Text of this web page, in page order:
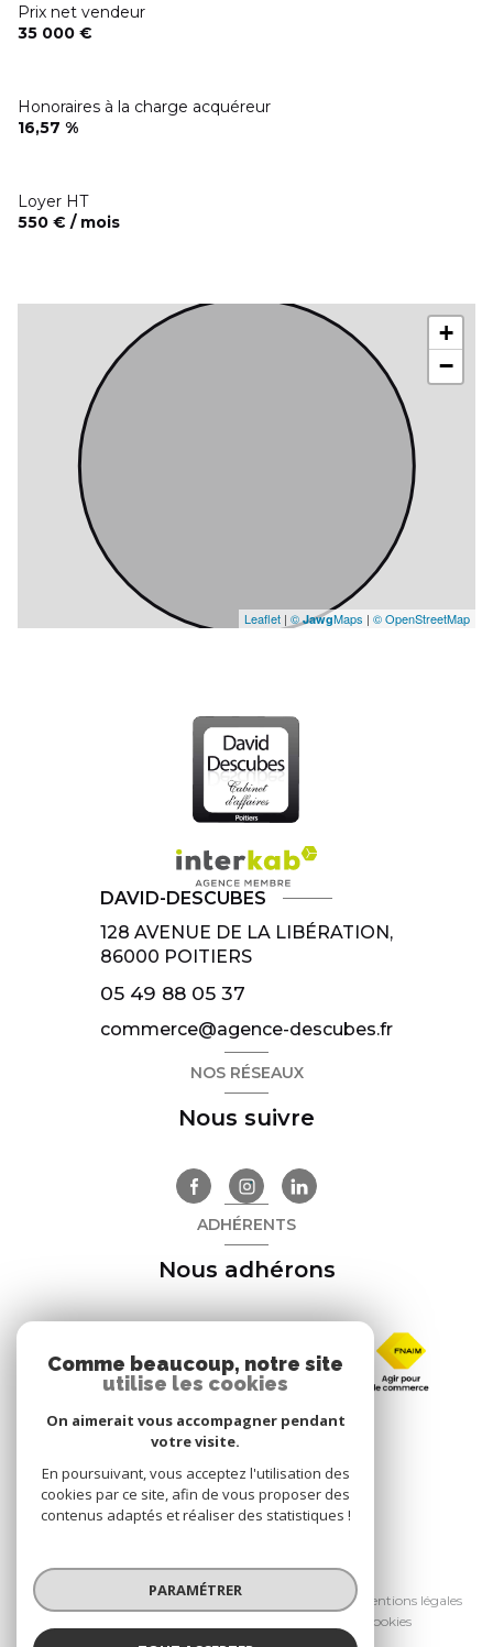
Prix net vendeur
35 000 €
Honoraires à la charge acquéreur
16,57 %
Loyer HT
550 € / mois
+
−
Leaflet | ©JawgMaps | © OpenStreetMap
DAVID-DESCUBES
128 AVENUE DE LA LIBÉRATION,
86000 POITIERS
05 49 88 05 37
commerce@agence-descubes.fr
NOS RÉSEAUX
Nous suivre
ADHÉRENTS
Nous adhérons
© 2026 | Tous droits réservés
Nos honoraires
Nos partenaires
Mentions légales
Cookies
Comme beaucoup, notre site
utilise les cookies
On aimerait vous accompagner pendant
votre visite.
En poursuivant, vous acceptez l'utilisation des
cookies par ce site, afin de vous proposer des
contenus adaptés et réaliser des statistiques !
PARAMÉTRER